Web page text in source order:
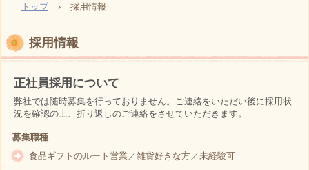
トップ › 採用情報
採用情報
正社員採用について
弊社では随時募集を行っておりません。ご連絡をいただい後に採用状
況を確認の上、折り返しのご連絡をさせていただきます。
募集職種
食品ギフトのルート営業／雑貨好きな方／未経験可